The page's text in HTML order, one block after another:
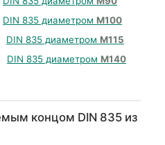
DIN 835 диаметром М100
DIN 835 диаметром М115
DIN 835 диаметром М140
концом DIN 835 из